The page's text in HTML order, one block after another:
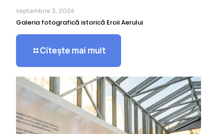
septembrie 3, 2024
Galeria fotografică istorică Eroii Aerului
Citește mai mult